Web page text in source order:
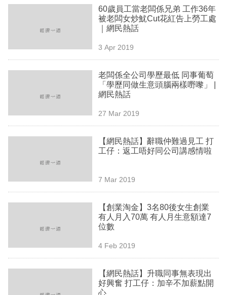
生
欄
區
60歲員工當老闆係兄弟 工作36年
被老闆女炒魷Cut花紅告上勞工處
｜網民熱話
3 Apr 2019
老闆係全公司學歷最低 同事葡萄
「學歷同做生意頭腦兩樣嘢嚟」 |
網民熱話
27 Mar 2019
【網民熱話】辭職仲難過見工 打
工仔：返工唔好同公司講感情啦
7 Mar 2019
【創業淘金】3名80後女生創業
有人月入70萬 有人月生意額達7
位數
4 Feb 2019
【網民熱話】升職同事無表現出
好興奮 打工仔：加辛不加薪點開
心